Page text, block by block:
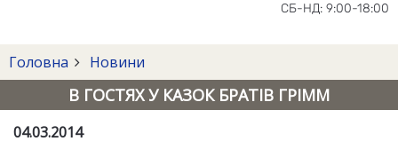
СБ-НД: 9:00-18:00
Головна Новини
В ГОСТЯХ У КАЗОК БРАТІВ ГРІММ
04.03.2014